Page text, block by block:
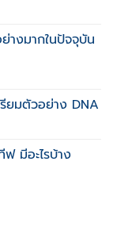
างมากในปัจจุบัน
ยมตัวอย่าง DNA
มีอะไรบ้าง